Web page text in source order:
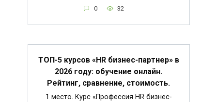
0 32
ТОП-5 курсов «HR бизнес-партнер» в
2026 году: обучение онлайн.
Рейтинг, сравнение, стоимость.
1 место. Курс «Профессия HR бизнес-